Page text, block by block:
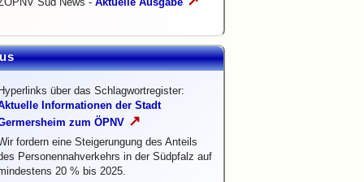
über das Schlagwortregister:
Informationen der Stadt
zum ÖPNV ↗
fordern eine Steigerungung des Anteils
Personennahverkehrs in der Südpfalz auf
20 % bis 2025.